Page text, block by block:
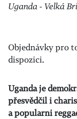
Uganda - Velká
Objednávky pro
dispozici.
Uganda je
přesvědčil i
a popularni